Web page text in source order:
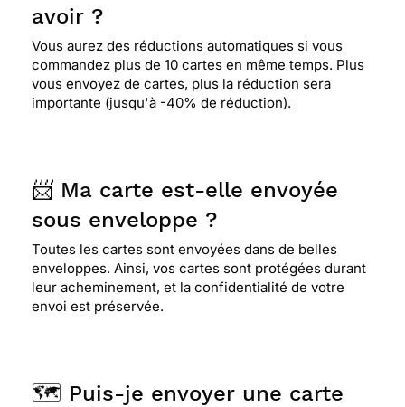
avoir ?
Vous aurez des réductions automatiques si vous
commandez plus de 10 cartes en même temps. Plus
vous envoyez de cartes, plus la réduction sera
importante (jusqu'à -40% de réduction).
📨 Ma carte est-elle envoyée
sous enveloppe ?
Toutes les cartes sont envoyées dans de belles
enveloppes. Ainsi, vos cartes sont protégées durant
leur acheminement, et la confidentialité de votre
envoi est préservée.
🗺️ Puis-je envoyer une carte